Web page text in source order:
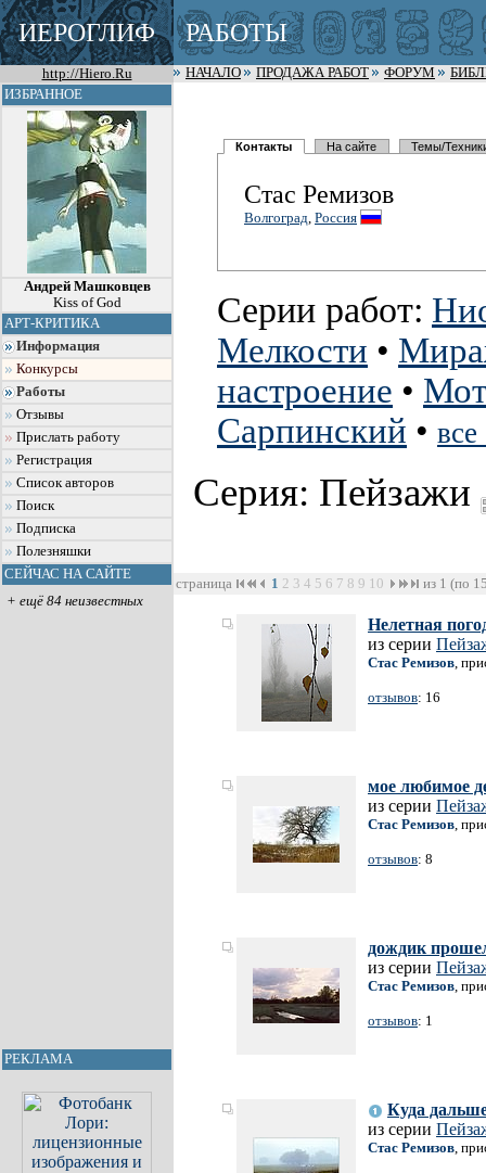
ИЕРОГЛИФ РАБОТЫ
http://Hiero.Ru НАЧАЛО ПРОДАЖА РАБОТ ФОРУМ
ИЗБРАННОЕ
Андрей Машковцев
Kiss of God
АРТ-КРИТИКА
Информация
Конкурсы
Работы
Отзывы
Прислать работу
Регистрация
Список авторов
Поиск
Подписка
Полезняшки
СЕЙЧАС НА САЙТЕ
+ ещё 84 неизвестных
РЕКЛАМА
Контакты На сайте Темы/
Стас Ремизов
Волгоград, Россия
Серии работ:
Мелкости •
настроение •
Сарпинский • все
Серия: Пейзажи
страница 1 2 3 4 5 6 7 8 9 10 из 1 (по
Нелетная
из серии
Стас Ремизов,
отзывов: 16
мое любимое
из серии
Стас Ремизов,
отзывов: 8
дождик
из серии
Стас Ремизов,
отзывов: 1
Куда
из серии
Стас Ремизов,